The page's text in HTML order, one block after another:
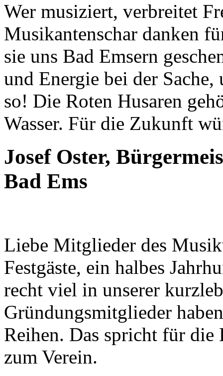
Wer musiziert, verbreitet
Musikantenschar danken
sie uns Bad Emsern
und Energie bei der
so! Die Roten Husaren
Wasser. Für die Zukunft
Josef Oster,
Bad Ems
Liebe Mitglieder des
Festgäste, ein halbes
recht viel in unserer
Gründungsmitglieder
Reihen. Das spricht für
zum Verein.